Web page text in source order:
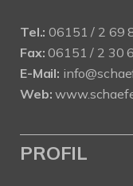
Tel.: 06151 / 2 69
Fax: 06151 / 2 30
E-Mail:
Web:
PROFIL